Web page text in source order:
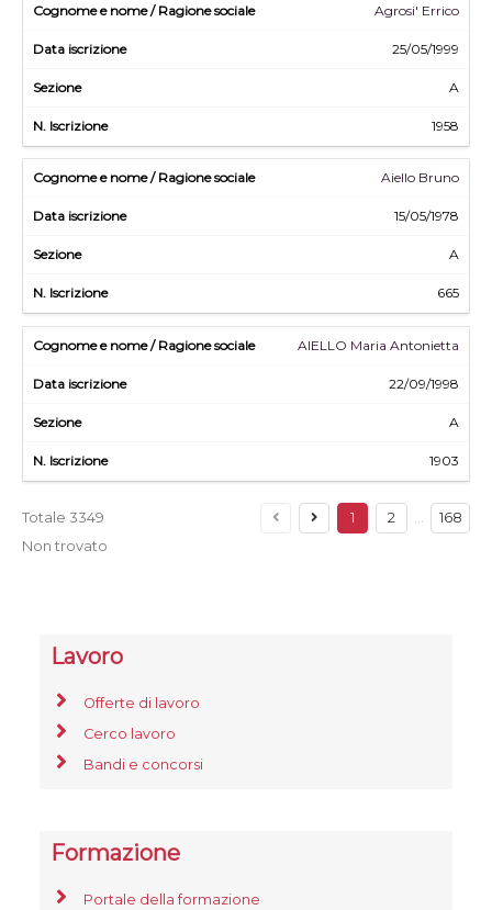
Agrosi' Errico
25/05/1999
A
1958
Aiello Bruno
15/05/1978
A
665
AIELLO Maria Antonietta
22/09/1998
A
1903
Totale 3349 1 2 …
168
Non trovato
Lavoro
Offerte di lavoro
Cerco lavoro
Bandi e concorsi
Formazione
Portale della formazione